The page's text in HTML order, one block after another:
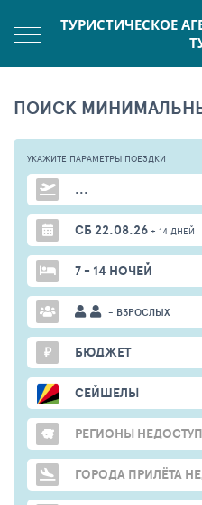
ТУРИСТИЧЕСКОЕ
ПОИСК
УКАЖИТЕ ПАРАМЕТРЫ ПОЕЗДКИ
...
СБ 22.08.26 + 14 ДНЕЙ
7 - 14 НОЧЕЙ
- ВЗРОСЛЫХ
₽ БЮДЖЕТ
СЕЙШЕЛЫ
РЕГИОНЫ
ГОРОДА ПРИЛЁТА